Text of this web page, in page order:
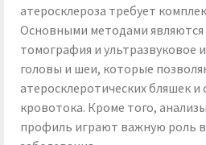
атеросклероза требует
Основными методами являются
томография и ультразвуковое
головы и шеи, которые
атеросклеротических бляшек
кровотока. Кроме того,
профиль играют важную роль